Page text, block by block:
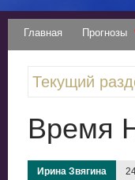
Главная Прогнозы
Текущий
Время
Ирина Звягина